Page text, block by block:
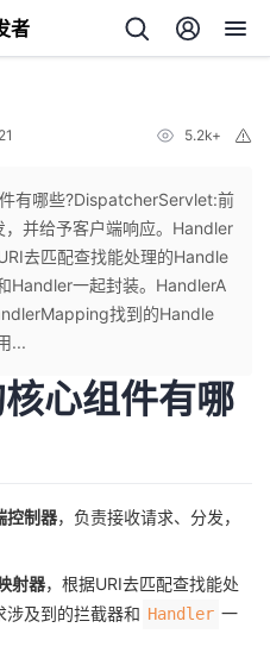
者
5.2k+
有哪些?DispatcherServlet:前
并给予客户端响应。Handler
去匹配查找能处理的Handle
Handler一起封装。HandlerA
找到的Handle
...
心组件有哪
控制器，负责接收请求、分发，
射器，根据URI去匹配查找能处
涉及到的拦截器和 Handler 一